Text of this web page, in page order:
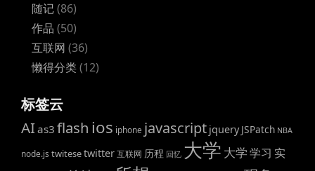
随记(86)
作品 (50)
互联网 (36)
懒得分类(12)
标签云
AIas3 flash ios iphone javascript jquery JSPatch NBA
node.js twitesetwitter互联网 历程 回忆 大学 大学学习 实